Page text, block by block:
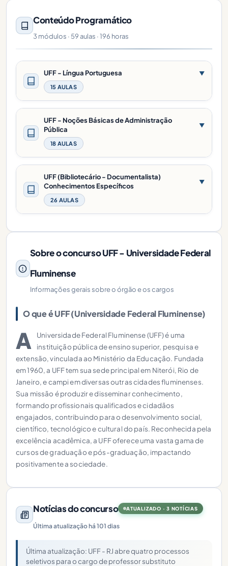
Conteúdo Programático
3 módulos · 59 aulas · 196 horas
UFF - Língua Portuguesa
15 AULAS
▼
UFF - Noções Básicas de Administração
Pública
18 AULAS
▼
UFF (Bibliotecário - Documentalista)
Conhecimentos Específicos
26 AULAS
▼
Sobre o concurso UFF - Universidade Federal
Fluminense
Informações gerais sobre o órgão e os cargos
O que é UFF (Universidade Federal Fluminense)
A
Universidade Federal Fluminense (UFF) é uma
instituição pública de ensino superior, pesquisa e
extensão, vinculada ao Ministério da Educação. Fundada
em 1960, a UFF tem sua sede principal em Niterói, Rio de
Janeiro, e campi em diversas outras cidades fluminenses.
Sua missão é produzir e disseminar conhecimento,
formando profissionais qualificados e cidadãos
engajados, contribuindo para o desenvolvimento social,
científico, tecnológico e cultural do país. Reconhecida pela
excelência acadêmica, a UFF oferece uma vasta gama de
cursos de graduação e pós-graduação, impactando
positivamente a sociedade.
Notícias do concurso ATUALIZADO · 3 NOTÍCIAS
Última atualização há 101 dias
Última atualização: UFF - RJ abre quatro processos
seletivos para o cargo de professor substituto